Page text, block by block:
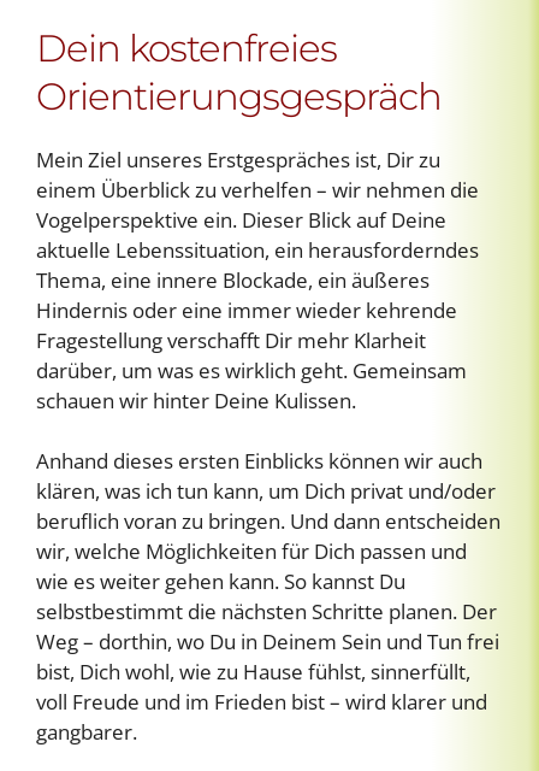
Dein kostenfreies
Orientierungsgespräch
Mein Ziel unseres Erstgespräches ist, Dir zu
einem Überblick zu verhelfen – wir nehmen die
Vogelperspektive ein. Dieser Blick auf Deine
aktuelle Lebenssituation, ein herausforderndes
Thema, eine innere Blockade, ein äußeres
Hindernis oder eine immer wieder kehrende
Fragestellung verschafft Dir mehr Klarheit
darüber, um was es wirklich geht. Gemeinsam
schauen wir hinter Deine Kulissen.
Anhand dieses ersten Einblicks können wir auch
klären, was ich tun kann, um Dich privat und/oder
beruflich voran zu bringen. Und dann entscheiden
wir, welche Möglichkeiten für Dich passen und
wie es weiter gehen kann. So kannst Du
selbstbestimmt die nächsten Schritte planen. Der
Weg – dorthin, wo Du in Deinem Sein und Tun frei
bist, Dich wohl, wie zu Hause fühlst, sinnerfüllt,
voll Freude und im Frieden bist – wird klarer und
gangbarer.